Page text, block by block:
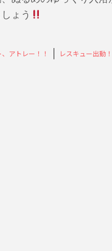
ょう
アトレー！！ レスキュー出動！